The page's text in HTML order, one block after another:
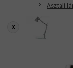
Asztali